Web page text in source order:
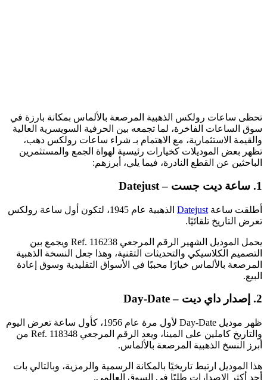
تحظى ساعات رولكس الذهبية المرصعة بالألماس بمكانة بارزة في
سوق الساعات الفاخرة، لما تجمعه بين الحرفية السويسرية العالية
والقيمة الاستثمارية، مع الاهتمام بـ شراء ساعات رولكس دهب،
تظهر بعض الموديلات كخيارات رئيسية لهواة الجمع والمستثمرين
الباحثين عن القطع النادرة، فيما يلي، أبرزهم:
1. ساعة ديت جست – Datejust
أطلقت ساعة Datejust
الذهبية عام 1945، لتكون أول ساعة رولكس
تعرض التاريخ تلقائيًا.
يحمل الموديل الشهير الرقم المرجعي Ref. 116238 ويجمع بين
التصميم الكلاسيكي والتحديثات التقنية، وهذا جعل النسخة الذهبية
المرصعة بالألماس خيارًا محببًا في الأسواق التقليدية وسوق إعادة
البيع.
2. إصدار داي ديت – Day-Date
ظهر موديل Day-Date لأول مرة عام 1956، كأول ساعة تعرض اليوم
والتاريخ كاملين على المينا، ويعد الرقم المرجعي Ref. 118348 من
أبرز النسخ الذهبية المرصعة بالألماس.
هذا الموديل ارتبط تاريخيًا بالمكانة الرسمية والرمزية، وبالتالي بات
أحد أكثر الإصدارات طلبًا في السوق العالمي.